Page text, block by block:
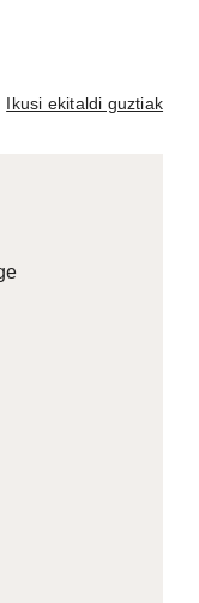
Ikusi ekitaldi guztiak